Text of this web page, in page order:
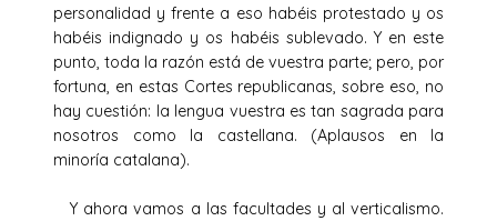
personalidad y frente a eso habéis protestado y os
habéis indignado y os habéis sublevado. Y en este
punto, toda la razón está de vuestra parte; pero, por
fortuna, en estas Cortes republicanas, sobre eso, no
hay cuestión: la lengua vuestra es tan sagrada para
nosotros como la castellana. (Aplausos en la
minoría catalana).
Y ahora vamos a las facultades y al verticalismo.